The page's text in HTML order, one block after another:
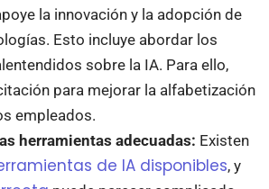
la innovación y la adopción de
Esto incluye abordar los
sobre la IA. Para ello,
para mejorar la alfabetización
empleados.
herramientas adecuadas: Existen
de IA disponibles, y